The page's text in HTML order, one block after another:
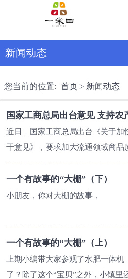
新闻动态
您当前的位置:首页 > 新闻动态
国家工商总局出台意见 支持农
近日，国家工商总局出台《关于加
干意见》，要求加大流通领域商品
深入开展治理商业贿赂工作，并推
村延伸。
在推动电子商务健康发展方面，
建立农产品网上交易市场，开展农
实现传统市场升级转型，并鼓励网
伸、发展，提高农村市场流通效率
一个有故事的“大棚”（下）
小朋友，你对大棚的故事，
是不是还有很多问号？
上期我们一起看了，
一个有故事的“大棚”（上）
上期小编带大家参观了水肥一体
了？除了这个“宝贝”之外，小镇里